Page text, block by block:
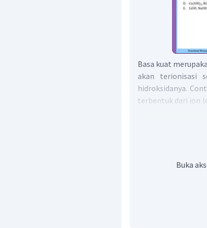
Basa kuat
akan terionisasi
hidroksidanya.
terbentuk dari ion
Jadi, jawaban
Buka